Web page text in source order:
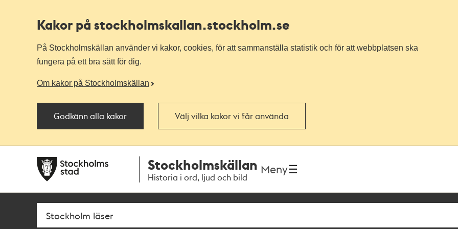
Kakor på stockholmskallan.stockholm.se
På Stockholmskällan använder vi kakor, cookies, för att sammanställa statistik och för att webbplatsen ska
fungera på ett bra sätt för dig.
Om kakor på Stockholmskällan
Godkänn alla kakor Välj vilka kakor vi får använda
navigationen
huvudinnehållet
Stockholmskällan
Historia i ord, ljud och bild
Meny
Sök